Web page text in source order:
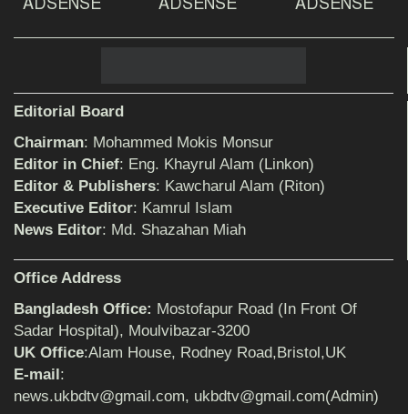
শিক্ষিকার ওপর হামলাকারীদের গ্রেফতারের দাবিতে
মানববন্ধন অনুষ্ঠিত
বিমানের সিলেট-ম্যানচেস্টার সরাসরি ফ্লাইট চালু হচ্ছে
ঠাকুরগাঁওয়ে শিশু ধর্ষকের যাবজ্জীবন কারাদণ্ড
সেনাবাহিনীর পক্ষ থেকে ক্রীড়া সামগ্রী ও আর্থিক
Editorial Board
Chairman: Mohammed Mokis Monsur
Editor in Chief: Eng. Khayrul Alam (Linkon)
Editor & Publishers: Kawcharul Alam (Riton)
Executive Editor: Kamrul Islam
News Editor: Md. Shazahan Miah
Office Address
Bangladesh Office: Mostofapur Road (In Front Of
Sadar Hospital), Moulvibazar-3200
UK Office:Alam House, Rodney Road,Bristol,UK
E-mail :
news.ukbdtv@gmail.com, ukbdtv@gmail.com(Admin)